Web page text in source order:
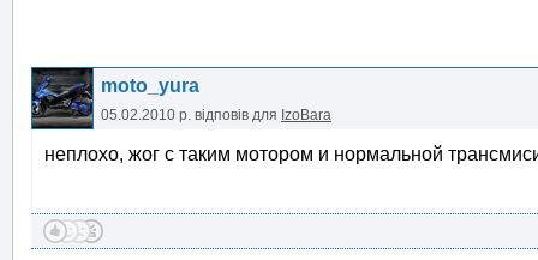
moto_yura
05.02.2010 р. відповів для IzoBara
неплохо, жог с таким мотором и нормальной